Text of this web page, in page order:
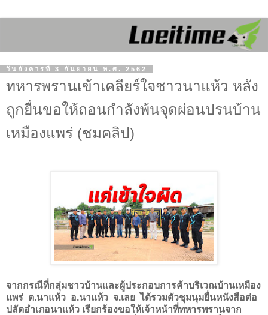
วันอังคารที่ 3 กันยายน พ.ศ. 2562
ทหารพรานเข้าเคลียร์ใจชาวนาแห้ว หลัง
ถูกยื่นขอให้ถอนกำลังพ้นจุดผ่อนปรนบ้าน
เหมืองแพร่ (ชมคลิป)
จากกรณีที่กลุ่มชาวบ้านและผู้ประกอบการค้าบริเวณบ้านเหมือง
แพร่ ต.นาแห้ว อ.นาแห้ว จ.เลย ได้รวมตัวชุมนุมยื่นหนังสือต่อ
ปลัดอำเภอนาแห้ว เรียกร้องขอให้เจ้าหน้าที่ทหารพรานจาก